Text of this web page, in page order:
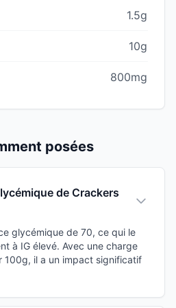
1.5g
10g
800mg
posées
de Crackers
glycémique de 70, ce qui le
à IG élevé. Avec une charge
100g, il a un impact significatif